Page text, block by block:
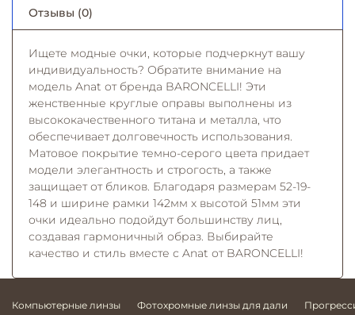
Отзывы (0)
Ищете модные очки, которые подчеркнут вашу
индивидуальность? Обратите внимание на
модель Anat от бренда BARONCELLI! Эти
женственные круглые оправы выполнены из
высококачественного титана и металла, что
обеспечивает долговечность использования.
Матовое покрытие темно-серого цвета придает
модели элегантность и строгость, а также
защищает от бликов. Благодаря размерам 52-19-
148 и ширине рамки 142мм x высотой 51мм эти
очки идеально подойдут большинству лиц,
создавая гармоничный образ. Выбирайте
качество и стиль вместе с Anat от BARONCELLI!
Компьютерные линзы Фотохромные линзы для дали